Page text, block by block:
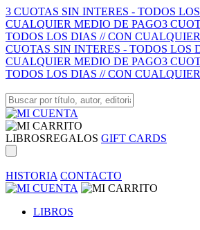
3 CUOTAS SIN INTERES - TODOS
CUALQUIER MEDIO DE PAGO3
TODOS LOS DIAS // CON
CUOTAS SIN INTERES - TODOS LOS
CUALQUIER MEDIO DE PAGO3
TODOS LOS DIAS // CON
LIBROSREGALOS GIFT CARDS
HISTORIA CONTACTO
LIBROS